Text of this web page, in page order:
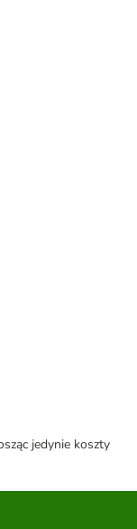
jedynie koszty